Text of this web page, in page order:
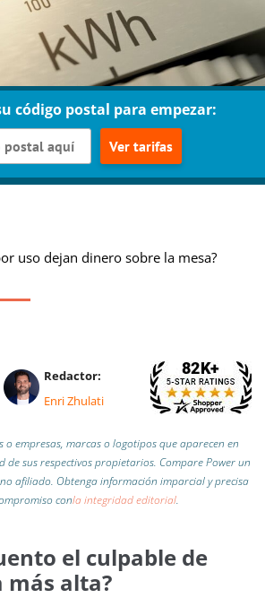
código postal para empezar:
Ver tarifas
uso dejan dinero sobre la mesa?
Redactor:
Enri Zhulati
o empresas, marcas o logotipos que aparecen en
de sus respectivos propietarios. Compare Power un
afiliado. Obtenga información imparcial y precisa
conla integridad editorial.
el culpable de
alta?